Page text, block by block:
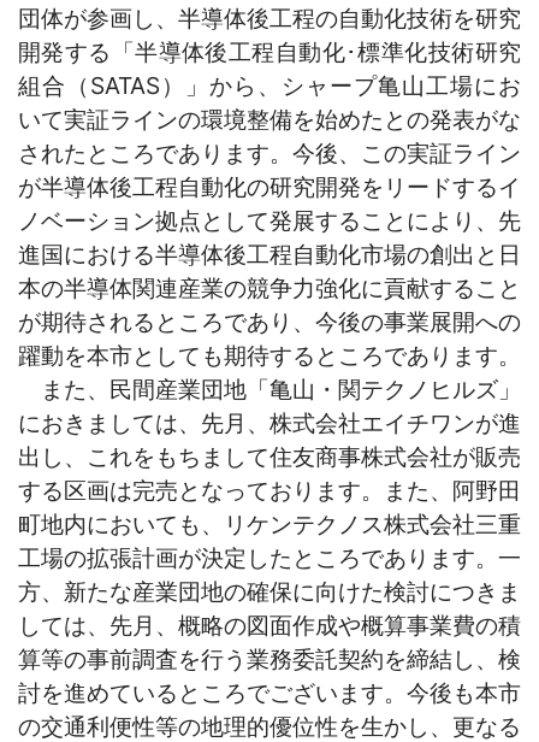
団体が参画し、半導体後工程の自動化技術を研究
開発する「半導体後工程自動化･標準化技術研究
組合（SATAS）」から、シャープ亀山工場にお
いて実証ラインの環境整備を始めたとの発表がな
されたところであります。今後、この実証ライン
が半導体後工程自動化の研究開発をリードするイ
ノベーション拠点として発展することにより、先
進国における半導体後工程自動化市場の創出と日
本の半導体関連産業の競争力強化に貢献すること
が期待されるところであり、今後の事業展開への
躍動を本市としても期待するところであります。
また、民間産業団地「亀山・関テクノヒルズ」
におきましては、先月、株式会社エイチワンが進
出し、これをもちまして住友商事株式会社が販売
する区画は完売となっております。また、阿野田
町地内においても、リケンテクノス株式会社三重
工場の拡張計画が決定したところであります。一
方、新たな産業団地の確保に向けた検討につきま
しては、先月、概略の図面作成や概算事業費の積
算等の事前調査を行う業務委託契約を締結し、検
討を進めているところでございます。今後も本市
の交通利便性等の地理的優位性を生かし、更なる